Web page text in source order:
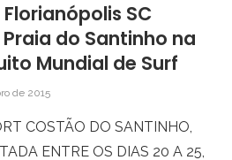
Florianópolis SC
do Santinho na
Mundial de Surf
de 2015
COSTÃO DO SANTINHO,
ENTRE OS DIAS 20 A 25,